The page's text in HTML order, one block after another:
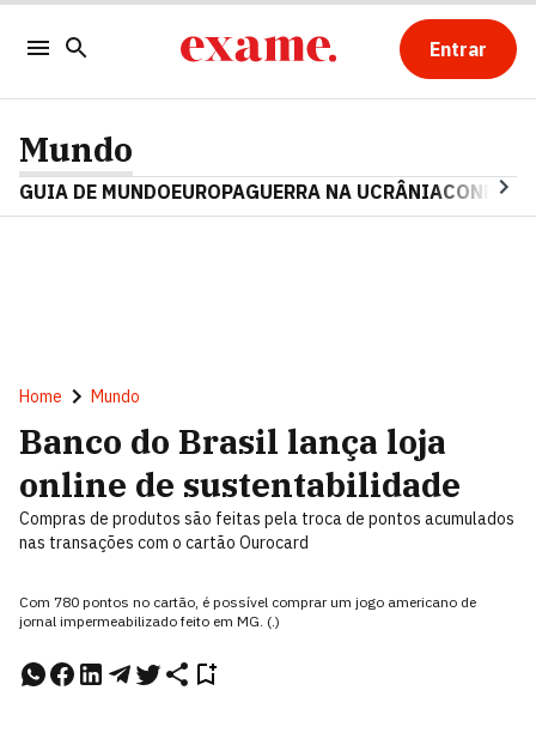
Entrar
Mundo
GUIA DE MUNDOEUROPAGUERRA NA UCRÂNIA
Home Mundo
Banco do Brasil lança loja
online de sustentabilidade
Compras de produtos são feitas pela troca de pontos acumulados
nas transações com o cartão Ourocard
Com 780 pontos no cartão, é possível comprar um jogo americano de
jornal impermeabilizado feito em MG. (.)